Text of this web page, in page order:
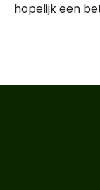
hopelijk een